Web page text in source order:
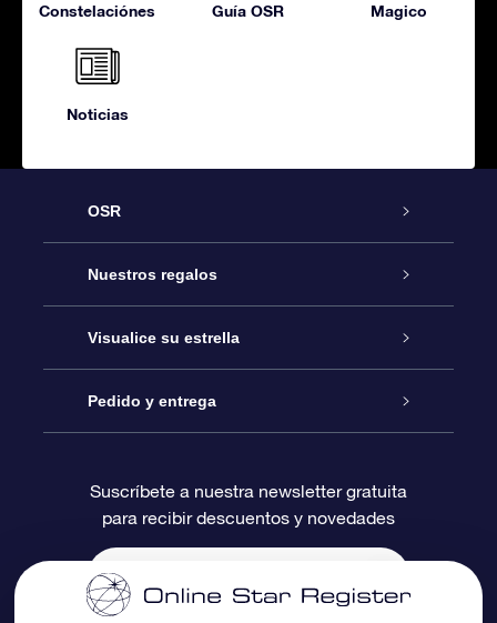
Constelaciónes Guía OSR Magico
Noticias
OSR
Atención
Contáctanos
Blog
Reseñas
Nuestros regalos
Regalo Estrella Online
Paquete de Regalo OSR
Tarjeta de Regalo OSR
Regalos empresariales
Visualice su estrella
Registro estelar
Página de Estrella Personalizada
Un Millón de Estrellas
Pedido y entrega
Información de Pago
Información de Envío
Suscríbete a nuestra newsletter gratuita
para recibir descuentos y novedades